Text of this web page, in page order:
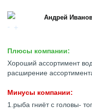
Андрей
Плюсы компании:
Хороший ассортимент
расширение
Минусы компании:
1.рыба гниёт с головы-